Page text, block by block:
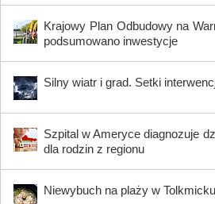
Krajowy Plan Odbudowy na
podsumowano inwestycje
Silny wiatr i grad. Setki
Szpital w Ameryce diagnozuje
dla rodzin z regionu
Niewybuch na plaży w